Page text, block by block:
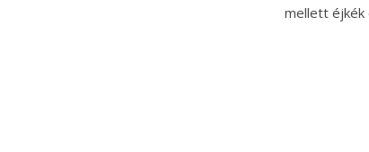
mellett éjkék